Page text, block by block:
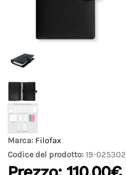
Marca: Filofax
Codice del prodotto: 19-025302